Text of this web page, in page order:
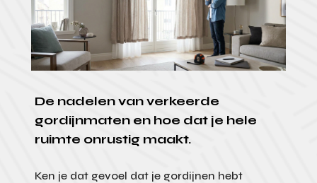
De nadelen van verkeerde
gordijnmaten en hoe dat je hele
ruimte onrustig maakt.
Ken je dat gevoel dat je gordijnen hebt